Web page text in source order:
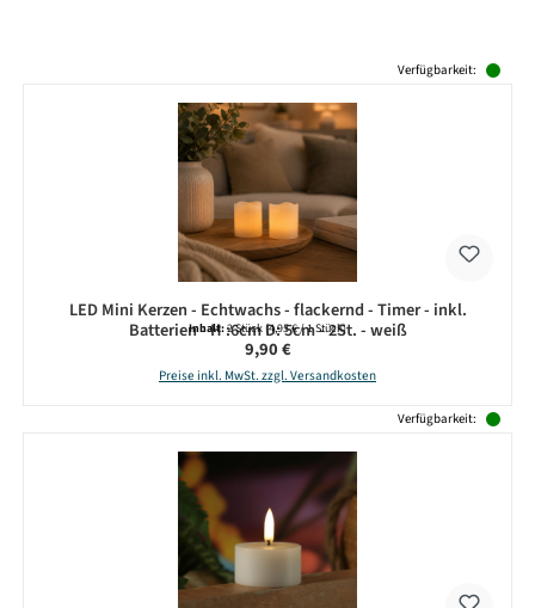
Verfügbarkeit:
LED Mini Kerzen - Echtwachs - flackernd - Timer - inkl.
Batterien - H :6cm D: 5cm - 2St. - weiß
Inhalt:2 Stück(4,95 € / 1 Stück)
Regulärer Preis:
9,90 €
Preise inkl. MwSt. zzgl. Versandkosten
Verfügbarkeit: